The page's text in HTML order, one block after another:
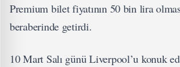
Premium bilet fiyatının 50 bin lira
beraberinde getirdi.
10 Mart Salı günü Liverpool’u konuk